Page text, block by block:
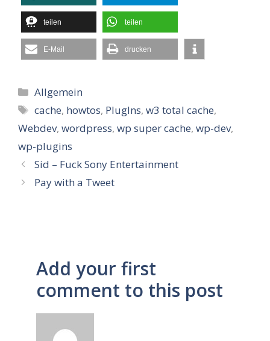
teilen teilen
E-Mail drucken
Kategorien
Allgemein
Schlagwörter
cache, howtos, PlugIns,w3 total cache,
Webdev, wordpress, wp super cache, wp-dev,
wp-plugins
Sid – Fuck Sony Entertainment
Pay with a Tweet
Add your first
comment to this post